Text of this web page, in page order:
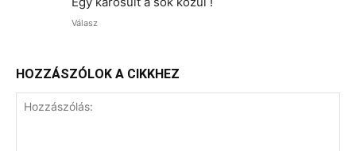
Válasz
HOZZÁSZÓLOK A CIKKHEZ